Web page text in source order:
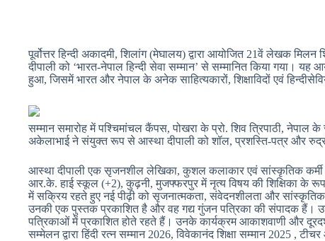
पूर्वोत्तर हिन्दी अकादमी, शिलांग (मेघालय) द्वारा आयोजित 21वें लेखक
दीपाली को ‘भारत-नेपाल हिन्दी सेवा सम्मान’ से सम्मानित किया गया।
हुआ, जिसमें भारत और नेपाल के अनेक साहित्यकारों, शिक्षाविदों एवं
सम्मान समारोह में पश्चिमांचल कैंपस, पोखरा के प्रो. शिव त्रिपाठी, नेपाल
अकेलाभाई ने संयुक्त रूप से आस्था दीपाली को शॉल, प्रशस्ति-पत्र और
आस्था दीपाली एक सृजनशील लेखिका, कुशल कलाकार एवं सांस्कृतिक कर्मी हैं,
आर.के. हाई स्कूल (+2), कुढ़नी, मुजफ्फरपुर में नृत्य विषय की शिक्षिका के रूप
में सक्रिय रहते हुए नई पीढ़ी को सृजनात्मकता, संवेदनशीलता और
उनकी एक पुस्तक प्रकाशित है और वह गद्य गुंजन पत्रिका की संपादक हैं।
पत्रिकाओं में प्रकाशित होते रहते हैं। उनके कार्यक्रम आकाशवाणी और
सम्मेलन द्वारा हिंदी रत्न सम्मान 2026, विवेकानंद शिक्षा सम्मान 2025 ,